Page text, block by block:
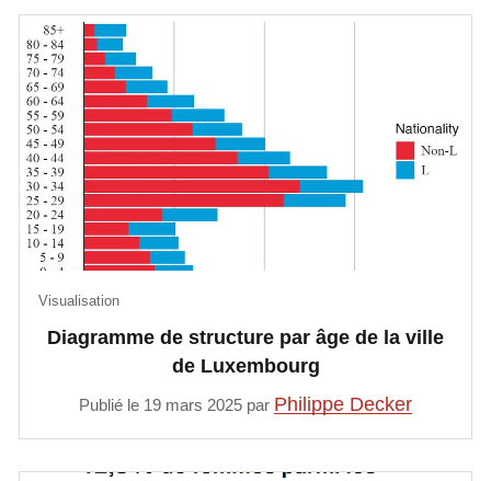
Diagramme de structure par âge de la ville
de Luxembourg
Visualisation
Publié le 19 mars 2025 par Philippe Decker